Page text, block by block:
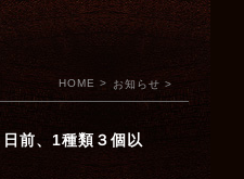
HOME > お知らせ >
前、1種類３個以